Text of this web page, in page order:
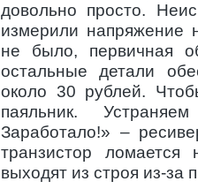
довольно просто.
измерили напряжение
не было, первичная
остальные детали
около 30 рублей.
паяльник.
Заработало!» –
транзистор
выходят из строя из-за